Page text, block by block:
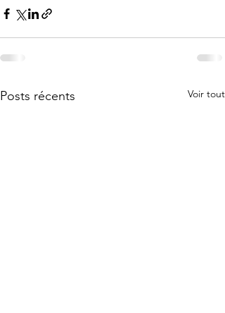
Posts récents Voir tout